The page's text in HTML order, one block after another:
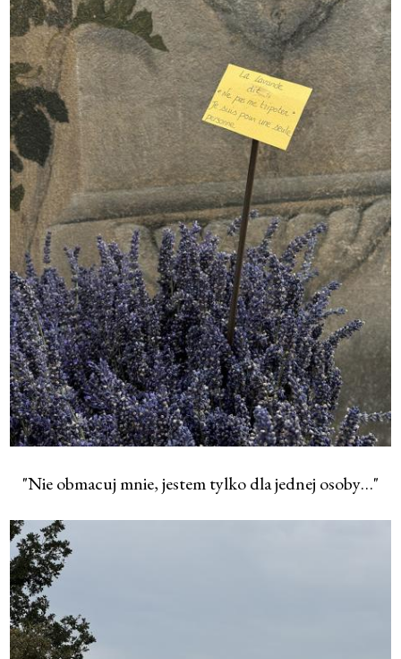
"Nie obmacuj mnie, jestem tylko dla jednej osoby…"